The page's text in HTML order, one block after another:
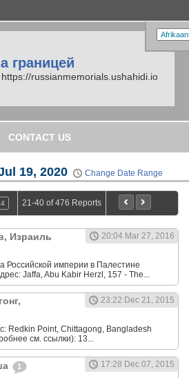
границей
russianmemorials.ushahidi.io
CONTACT US
19, 2020 Change Date Range
21-40 of 476 Reports
Израиль 20:04 Mar 27, 2016
Российской империи в Палестине
Jaffa, Abu Kabir Herzl, 157 - The...
23:22 Dec 21, 2015
Redkin Point, Chittagong, Bangladesh
см. ссылки): 13...
1
17:28 Dec 07, 2015